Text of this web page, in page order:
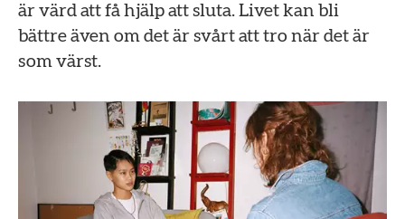
är värd att få hjälp att sluta. Livet kan bli
bättre även om det är svårt att tro när det är
som värst.